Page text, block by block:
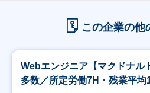
この企業の他
Webエンジニア【マクドナル
多数／所定労働7H・残業平均